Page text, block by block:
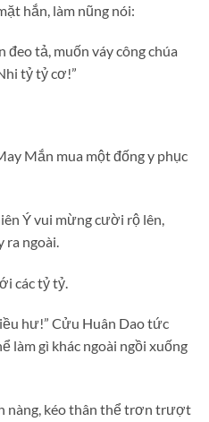
hắn, làm nũng nói:
đeo tả, muốn váy công chúa
tỷ tỷ cơ!”
Mắn mua một đống y phục
Ý vui mừng cười rộ lên,
ra ngoài.
các tỷ tỷ.
hư!” Cửu Huân Dao tức
làm gì khác ngoài ngồi xuống
nàng, kéo thân thể trơn trượt